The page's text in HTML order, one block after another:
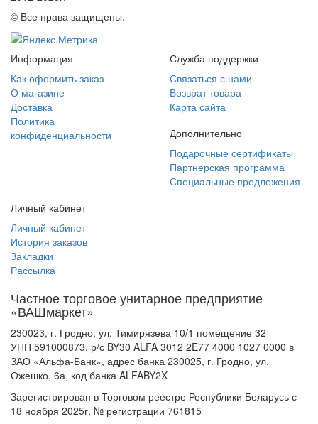
© Все права защищены.
Информация
Как оформить заказ
О магазине
Доставка
Политика
конфиденциальности
Служба поддержки
Связаться с нами
Возврат товара
Карта сайта
Дополнительно
Подарочные сертификаты
Партнерская программа
Специальные предложения
Личный кабинет
Личный кабинет
История заказов
Закладки
Рассылка
Частное торговое унитарное предприятие
«ВАШмаркет»
230023, г. Гродно, ул. Тимирязева 10/1 помещение 32
УНП 591000873, р/с BY30 ALFA 3012 2E77 4000 1027 0000 в
ЗАО «Альфа-Банк», адрес банка 230025, г. Гродно, ул.
Ожешко, 6а, код банка ALFABY2X
Зарегистрирован в Торговом реестре Республики Беларусь с
18 ноября 2025г, № регистрации 761815